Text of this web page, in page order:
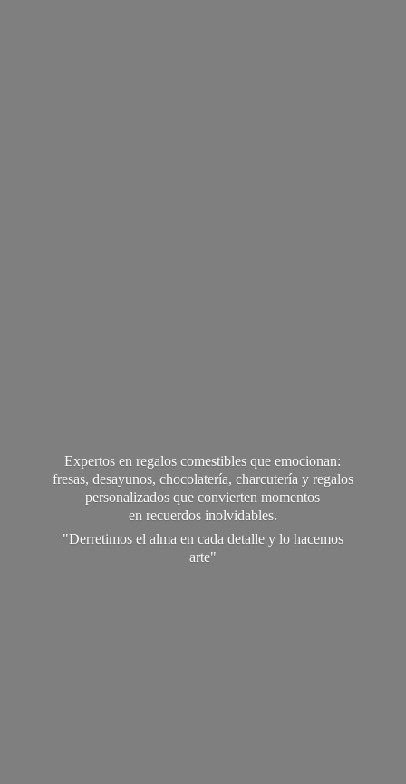
Expertos en regalos comestibles que emocionan:
fresas, desayunos, chocolatería, charcutería y regalos
personalizados que convierten momentos
en recuerdos inolvidables.
"Derretimos el alma en cada detalle y lo hacemos
arte"